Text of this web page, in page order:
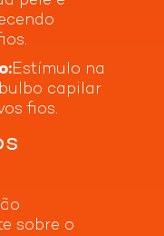
e unhas
bisglicinato de
cianocobalamina,
mononitrato, D-
L-glutâmico,
e estearato de
celulose
e
Estímulo na
capilar
fios.
sobre o